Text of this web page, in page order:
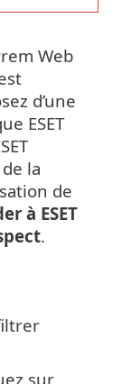
Web
d’une
ESET
la
de
à ESET
.
sur